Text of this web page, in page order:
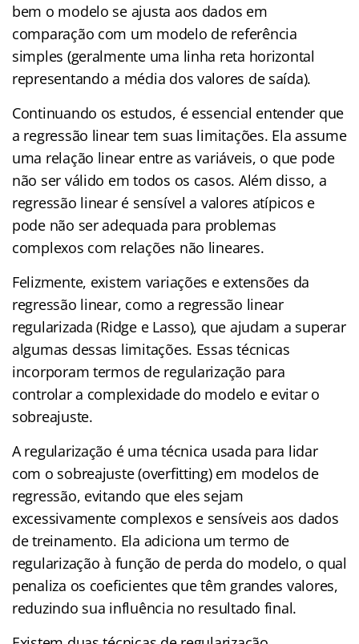
bem o modelo se ajusta aos dados em
comparação com um modelo de referência
simples (geralmente uma linha reta horizontal
representando a média dos valores de saída).
Continuando os estudos, é essencial entender que
a regressão linear tem suas limitações. Ela assume
uma relação linear entre as variáveis, o que pode
não ser válido em todos os casos. Além disso, a
regressão linear é sensível a valores atípicos e
pode não ser adequada para problemas
complexos com relações não lineares.
Felizmente, existem variações e extensões da
regressão linear, como a regressão linear
regularizada (Ridge e Lasso), que ajudam a superar
algumas dessas limitações. Essas técnicas
incorporam termos de regularização para
controlar a complexidade do modelo e evitar o
sobreajuste.
A regularização é uma técnica usada para lidar
com o sobreajuste (overfitting) em modelos de
regressão, evitando que eles sejam
excessivamente complexos e sensíveis aos dados
de treinamento. Ela adiciona um termo de
regularização à função de perda do modelo, o qual
penaliza os coeficientes que têm grandes valores,
reduzindo sua influência no resultado final.